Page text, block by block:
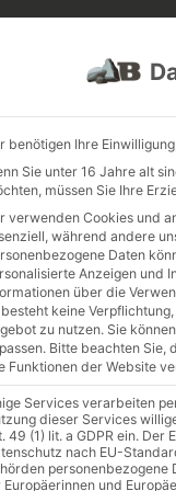
benötigen Ihre
Sie unter 16 Jahre alt
müssen Sie Ihre
verwenden Cookies und
während andere
Daten
Anzeigen und
über die
besteht keine
zu nutzen. Sie
Bitte beachten Sie,
Funktionen der Website
Services verarbeiten
dieser Services
49 (1) lit. a GDPR ein. Der
nach EU-
Europäerinnen und